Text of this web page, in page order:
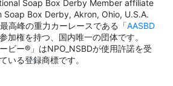
Soap Box Derby Member affiliate
Box Derby, Akron, Ohio, U.S.A.
高峰の重力カーレースである「AASBD
加権を持つ、国内唯一の団体です。
ビー®」はNPO_NSBDが使用許諾を受
いる登録商標です。